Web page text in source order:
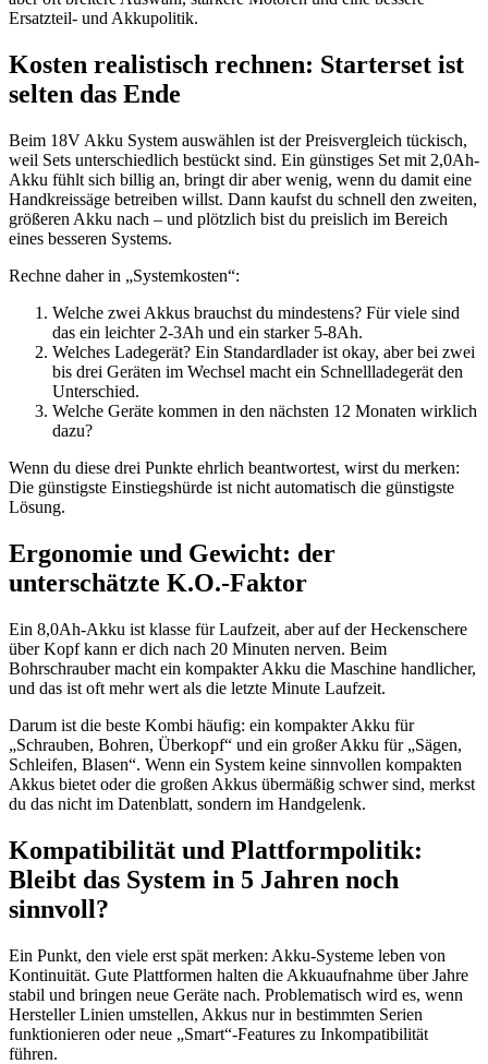
Ersatzteil- und Akkupolitik.
Kosten realistisch rechnen: Starterset ist
selten das Ende
Beim 18V Akku System auswählen ist der Preisvergleich tückisch,
weil Sets unterschiedlich bestückt sind. Ein günstiges Set mit 2,0Ah-
Akku fühlt sich billig an, bringt dir aber wenig, wenn du damit eine
Handkreissäge betreiben willst. Dann kaufst du schnell den zweiten,
größeren Akku nach – und plötzlich bist du preislich im Bereich
eines besseren Systems.
Rechne daher in „Systemkosten“:
Welche zwei Akkus brauchst du mindestens? Für viele sind
das ein leichter 2-3Ah und ein starker 5-8Ah.
Welches Ladegerät? Ein Standardlader ist okay, aber bei zwei
bis drei Geräten im Wechsel macht ein Schnellladegerät den
Unterschied.
Welche Geräte kommen in den nächsten 12 Monaten wirklich
dazu?
Wenn du diese drei Punkte ehrlich beantwortest, wirst du merken:
Die günstigste Einstiegshürde ist nicht automatisch die günstigste
Lösung.
Ergonomie und Gewicht: der
unterschätzte K.O.-Faktor
Ein 8,0Ah-Akku ist klasse für Laufzeit, aber auf der Heckenschere
über Kopf kann er dich nach 20 Minuten nerven. Beim
Bohrschrauber macht ein kompakter Akku die Maschine handlicher,
und das ist oft mehr wert als die letzte Minute Laufzeit.
Darum ist die beste Kombi häufig: ein kompakter Akku für
„Schrauben, Bohren, Überkopf“ und ein großer Akku für „Sägen,
Schleifen, Blasen“. Wenn ein System keine sinnvollen kompakten
Akkus bietet oder die großen Akkus übermäßig schwer sind, merkst
du das nicht im Datenblatt, sondern im Handgelenk.
Kompatibilität und Plattformpolitik:
Bleibt das System in 5 Jahren noch
sinnvoll?
Ein Punkt, den viele erst spät merken: Akku-Systeme leben von
Kontinuität. Gute Plattformen halten die Akkuaufnahme über Jahre
stabil und bringen neue Geräte nach. Problematisch wird es, wenn
Hersteller Linien umstellen, Akkus nur in bestimmten Serien
funktionieren oder neue „Smart“-Features zu Inkompatibilität
führen.